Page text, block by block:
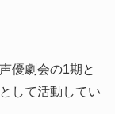
優劇会の1期と
して活動してい